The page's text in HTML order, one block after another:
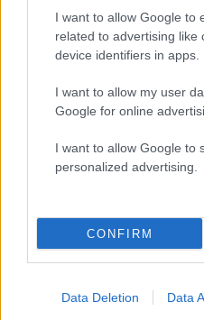
I want to allow Google to
related to advertising like
device identifiers in apps.
I want to allow my user
Google for online
I want to allow Google to
personalized advertising.
CONFIRM
Data Deletion Data
Κύπρος: Antigoni,
Ιταλία: Sal Da
Νορβηγία:
Ρουμανία:
Αυστρία: COSMÓ,
Πώς ψηφίζουν
Και φέτος, οι
ψηφίσουν τη χώρα